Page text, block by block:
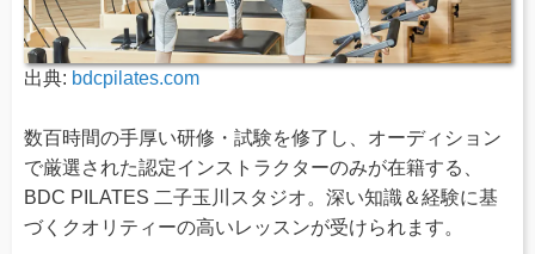
出典: bdcpilates.com
数百時間の手厚い研修・試験を修了し、オーディション
で厳選された認定インストラクターのみが在籍する、
BDC PILATES 二子玉川スタジオ。深い知識＆経験に基
づくクオリティーの高いレッスンが受けられます。